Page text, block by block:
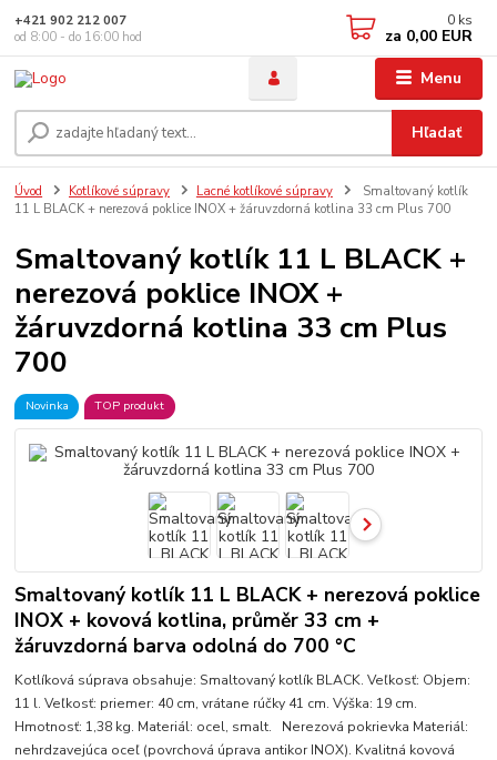
Menu
Hľadať
+421 902 212 007
od 8:00 - do 16:00 hod
0 ks
za 0,00 EUR
Úvod Kotlíkové súpravy Lacné kotlíkové súpravy
Smaltovaný kotlík
11 L BLACK + nerezová poklice INOX + žáruvzdorná kotlina 33 cm Plus 700
Smaltovaný kotlík 11 L BLACK +
nerezová poklice INOX +
žáruvzdorná kotlina 33 cm Plus
700
Novinka TOP produkt
Smaltovaný kotlík 11 L BLACK + nerezová poklice
INOX + kovová kotlina, průměr 33 cm +
žáruvzdorná barva odolná do 700 °C
Kotlíková súprava obsahuje: Smaltovaný kotlík BLACK. Veľkosť: Objem:
11 l. Veľkosť: priemer: 40 cm, vrátane rúčky 41 cm. Výška: 19 cm.
Hmotnosť: 1,38 kg. Materiál: ocel, smalt. Nerezová pokrievka Materiál:
nehrdzavejúca oceľ (povrchová úprava antikor INOX). Kvalitná kovová